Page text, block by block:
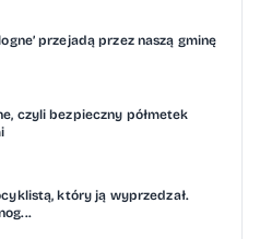
przejadą przez naszą gminę
czyli bezpieczny półmetek
który ją wyprzedzał.